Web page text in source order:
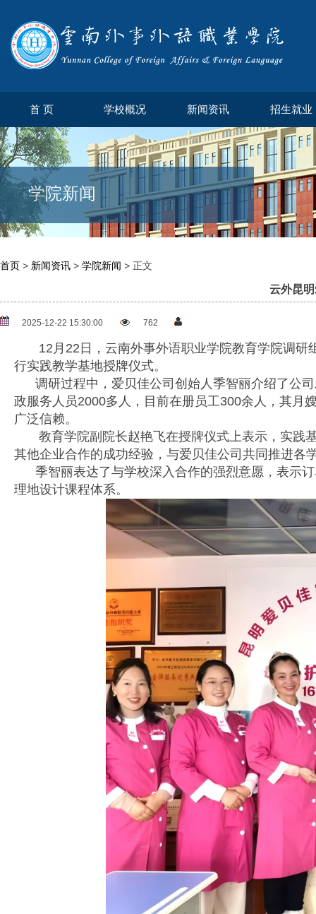
首 页 学校概况 新闻资讯 招生就业
学院新闻
首页 > 新闻资讯 > 学院新闻 > 正文
云外昆
2025-12-22 15:30:00 762
12月22日，云南外事外语职业学院教育学院调研
行实践教学基地授牌仪式。
调研过程中，爱贝佳公司创始人季智丽介绍了公司
政服务人员2000多人，目前在册员工300余人，其月
广泛信赖。
教育学院副院长赵艳飞在授牌仪式上表示，实践基
其他企业合作的成功经验，与爱贝佳公司共同推进各
季智丽表达了与学校深入合作的强烈意愿，表示订
理地设计课程体系。